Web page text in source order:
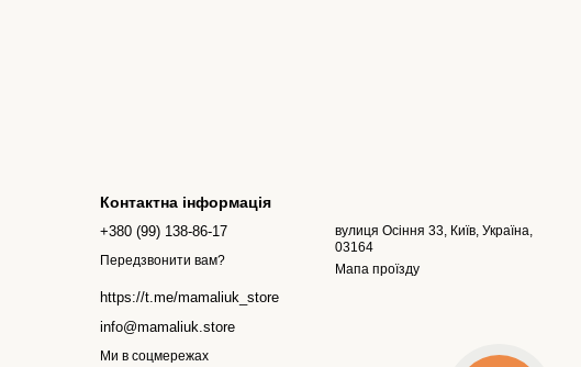
Контактна інформація
+380 (99) 138-86-17
Передзвонити вам?
https://t.me/mamaliuk_store
info@mamaliuk.store
вулиця Осіння 33, Київ, Україна,
03164
Мапа проїзду
Ми в соцмережах